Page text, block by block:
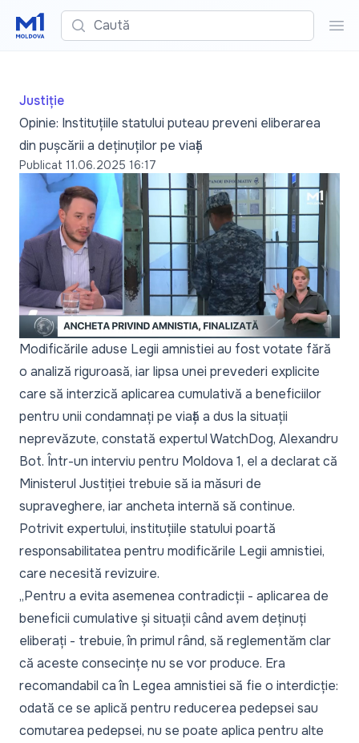
Caută
Justiție
Opinie: Instituțiile statului puteau preveni eliberarea
din pușcării a deținuților pe viață
Publicat 11.06.2025 16:17
Modificările aduse Legii amnistiei au fost votate fără
o analiză riguroasă, iar lipsa unei prevederi explicite
care să interzică aplicarea cumulativă a beneficiilor
pentru unii condamnați pe viață a dus la situații
neprevăzute, constată expertul WatchDog, Alexandru
Bot. Într-un interviu pentru Moldova 1, el a declarat că
Ministerul Justiției trebuie să ia măsuri de
supraveghere, iar ancheta internă să continue.
Potrivit expertului, instituțiile statului poartă
responsabilitatea pentru modificările Legii amnistiei,
care necesită revizuire.
„Pentru a evita asemenea contradicții - aplicarea de
beneficii cumulative și situații când avem deținuți
eliberați - trebuie, în primul rând, să reglementăm clar
că aceste consecințe nu se vor produce. Era
recomandabil ca în Legea amnistiei să fie o interdicție:
odată ce se aplică pentru reducerea pedepsei sau
comutarea pedepsei, nu se poate aplica pentru alte